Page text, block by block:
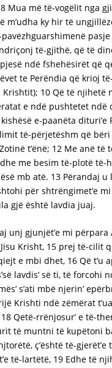
8 Mua më të-vogëlit nga
m’udha ky hir të
të-gjithë,që të
ndë fshehësirët që
te Perëndia që krioj
Krishtit); 10 Që të njihetë
e ndë pushtetet ndë
e-paanëta dituri’e
të-përjetëshm që bëri
t’ënë; 12 Me anë të
me besim të-plotë të-
mb atë. 13 Përandaj u
për shtrëngimet’e
gjë është lavdia juaj.
unj gjunjët’e mi përpara
Jisu Krisht, 15 prej të-cilit
e mbi dhet, 16 Që t’u
lavdis’ së ti, të forcohi
s’ati mbë njerin’
Krishti ndë zëmërat
Qetë-rrënjosur’ e të-
të muntni të kupëtoni
ç’është të-gjerët’e
të-lartëtë, 19 Edhe të